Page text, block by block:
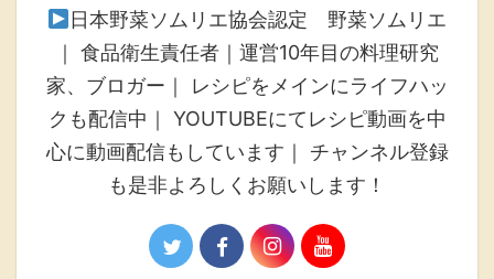
日本野菜ソムリエ協会認定 野菜ソムリエ
｜ 食品衛生責任者｜運営10年目の料理研究
家、ブロガー｜ レシピをメインにライフハッ
クも配信中｜ YOUTUBEにてレシピ動画を中
心に動画配信もしています｜ チャンネル登録
も是非よろしくお願いします！